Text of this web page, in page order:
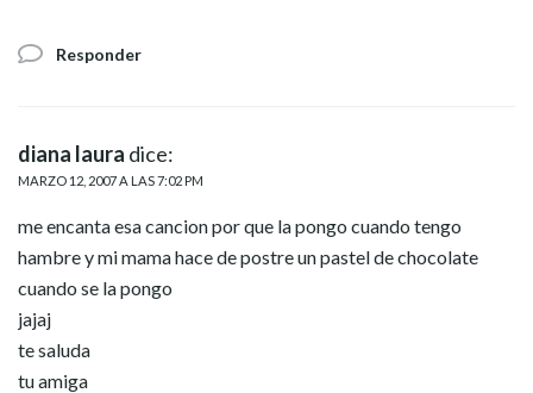
Responder
diana laura dice:
MARZO 12, 2007 A LAS 7:02 PM
me encanta esa cancion por que la pongo cuando tengo
hambre y mi mama hace de postre un pastel de chocolate
cuando se la pongo
jajaj
te saluda
tu amiga